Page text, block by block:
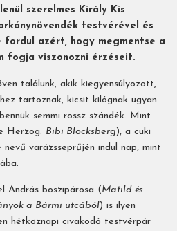
szerelmes Király Kis
testvérével és
fordul azért, hogy megmentse a
fogja viszonozni érzéseit.
találunk, akik kiegyensúlyozott,
tartoznak, kicsit kilógnak ugyan
semmi rossz szándék. Mint
Herzog: Bibi Blocksberg), a cuki
nevű varázsseprűjén indul nap, mint
András boszipárosa (Matild és
a Bármi utcából) is ilyen
hétköznapi civakodó testvérpár